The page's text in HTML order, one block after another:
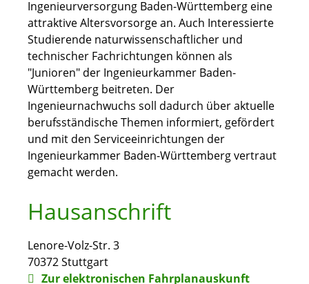
Ingenieurversorgung Baden-Württemberg eine
attraktive Altersvorsorge an. Auch Interessierte
Studierende naturwissenschaftlicher und
technischer Fachrichtungen können als
"Junioren" der Ingenieurkammer Baden-
Württemberg beitreten. Der
Ingenieurnachwuchs soll dadurch über aktuelle
berufsständische Themen informiert, gefördert
und mit den Serviceeinrichtungen der
Ingenieurkammer Baden-Württemberg vertraut
gemacht werden.
Hausanschrift
Lenore-Volz-Str. 3
70372Stuttgart
Zur elektronischen Fahrplanauskunft